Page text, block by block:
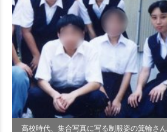
高校時代、集合写真に写る制服姿の箕輪さん